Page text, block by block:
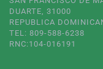
DUARTE, 31000
REPUBLICA
TEL: 809-588-6238
RNC:104-016191